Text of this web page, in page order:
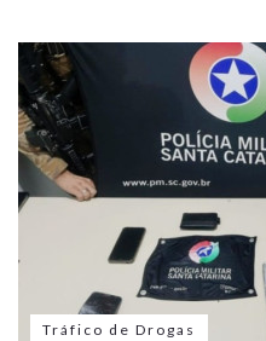
Tráfico de Drogas